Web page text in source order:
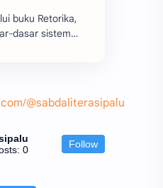
buku Retorika,
dasar sistem
@sabdaliterasipalu
0 Follow